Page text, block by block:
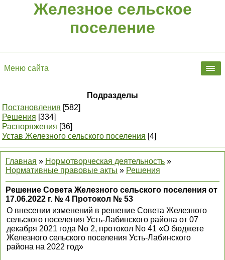
Железное сельское
поселение
Меню сайта
Подразделы
Постановления [582]
Решения [334]
Распоряжения [36]
Устав Железного сельского поселения [4]
Главная » Нормотворческая деятельность »
Нормативные правовые акты » Решения
Решение Совета Железного сельского поселения от
17.06.2022 г. № 4 Протокол № 53
О внесении изменений в решение Совета Железного
сельского поселения Усть-Лабинского района от 07
декабря 2021 года No 2, протокол No 41 «О бюджете
Железного сельского поселения Усть-Лабинского
района на 2022 год»